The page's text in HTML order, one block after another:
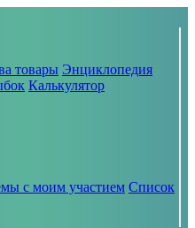
товары Энциклопедия
Калькулятор
с моим участием Список